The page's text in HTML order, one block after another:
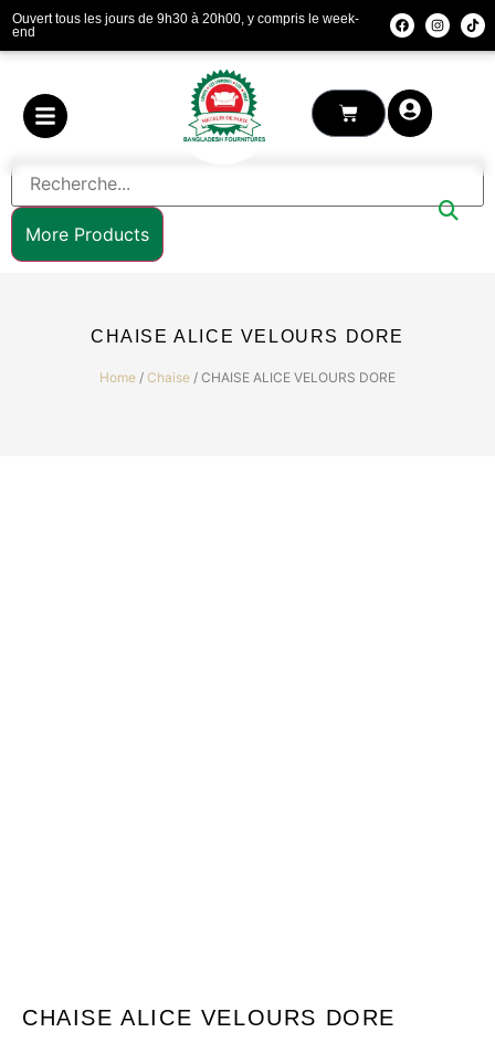
Ouvert tous les jours de 9h30 à 20h00, y compris le week-
end
More Products
CHAISE ALICE VELOURS DORE
Home / Chaise / CHAISE ALICE VELOURS DORE
CHAISE ALICE VELOURS DORE